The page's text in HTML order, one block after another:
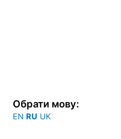
Обрати мову:
EN RU UK